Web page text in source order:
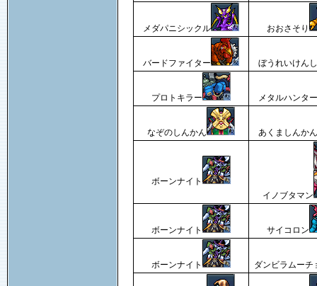
メダパニシックル おおさそり
バードファイター ぼうれいけんし
プロトキラー メタルハンター
なぞのしんかん あくましんかん
ボーンナイト
イノブタマン
ボーンナイト サイコロン
ボーンナイト ダンビラムーチ